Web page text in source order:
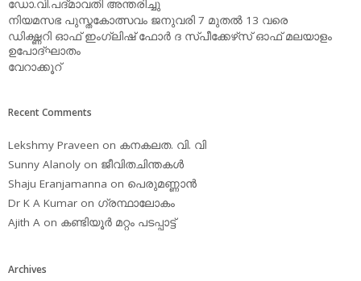
ഡോ.വി.പദ്മാവതി അന്തരിച്ചു
നിയമസഭ പുസ്തകോത്സവം ജനുവരി 7 മുതല്‍ 13 വരെ
ഡിക്ഷ്ണറി ഓഫ് ഇംഗ്ലിഷ് ഫോര്‍ ദ സ്പീക്കേഴ്‌സ് ഓഫ് മലയാളം
ഉപോദ്ഘാതം
വേറാക്കൂറ്
Recent Comments
Lekshmy Praveen on കനകലത. വി. വി
Sunny Alanoly on ജീവിതചിന്തകള്‍
Shaju Eranjamanna on പെരുമണ്ണാന്‍
Dr K A Kumar on ഗ്രന്ഥാലോകം
Ajith A on കണ്ടിയൂര്‍ മറ്റം പടപ്പാട്ട്‌
Archives